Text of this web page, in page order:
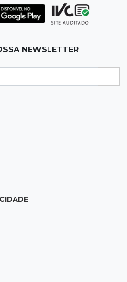
por 2 a 0 e sobe
no Amazonas
no 0 a 0 pela 22ª
NEWSLETTER